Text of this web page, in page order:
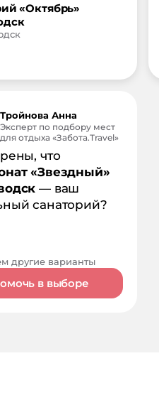
«Октябрь»
Тройнова Анна
Эксперт по подбору мест
для отдыха «Забота.Travel»
что
«Звездный»
— ваш
санаторий?
другие варианты
в выборе